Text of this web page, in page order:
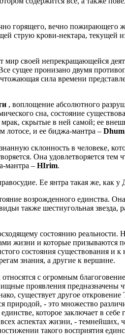
горящего, вечно пожирающего
струю крови-нектара, текущей
мир своей непрекращающейся
сущее пронизано двумя
сила времени
, воплощение абсолютного
сна, состояние
скрытые в ней самой; ее
лотосе, и ее биджа-мантра – Dhum
склонность в человеке,
Она удовлетворяется тем
мантра – HIrim.
Ее янтра такая же, как
возрожденного единства.
также шестиугольная звезда,
состоянию реальности.
жизни и которые призываются
состояния существования и
знания, а другие к вершине.
с огромным
проявления
существует другое
природой, - это множество
которое заключает в
аспектах жизни, -
такого восприятия